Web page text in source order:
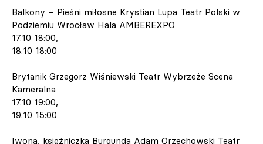
Balkony – Pieśni miłosne Krystian Lupa Teatr Polski w
Podziemiu Wrocław Hala AMBEREXPO
17.10 18:00,
18.10 18:00
Brytanik Grzegorz Wiśniewski Teatr Wybrzeże Scena
Kameralna
17.10 19:00,
19.10 15:00
Iwona, księżniczka Burgunda Adam Orzechowski Teatr